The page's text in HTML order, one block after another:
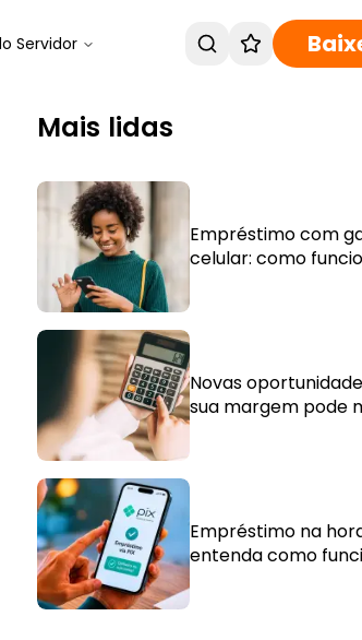
Servidor
Mais lidas
Empréstimo com
celular: como
Novas
sua margem pode
Empréstimo na
entenda como